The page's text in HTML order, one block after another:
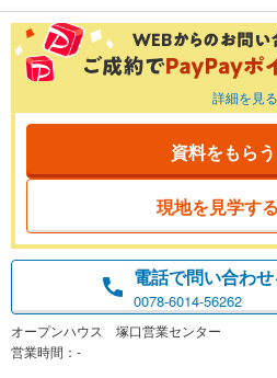
詳細を見る
資料をもらう
現地を見学する
電話で問い合わ
0078-6014-56262
オープンハウス 塚口営業センター
営業時間：-